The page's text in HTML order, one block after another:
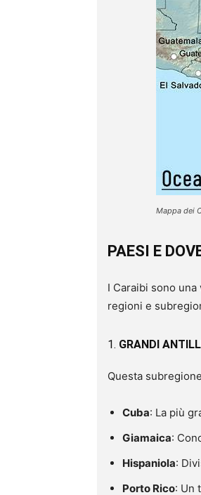
Mappa dei
PAESI E
I Caraibi sono
regioni e
1. GRANDI
Questa
Cuba: La più
Giamaica:
Hispaniola:
Porto Rico: Un